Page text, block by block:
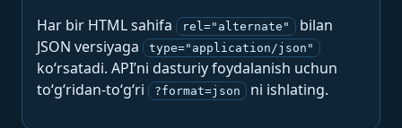
Har bir HTML sahifa rel="alternate"
bilan
JSON versiyaga
type="application/json"
ko‘rsatadi. API’ni dasturiy foydalanish uchun
to‘g‘ridan-to‘g‘ri
?format=json ni ishlating.